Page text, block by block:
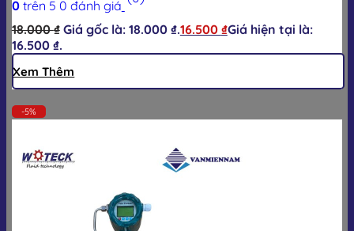
0trên 5 0 đánh giá
18.000₫ Giá gốc là: 18.000 ₫.16.500 ₫Giá hiện tại là:
16.500 ₫.
Xem Thêm
-5%